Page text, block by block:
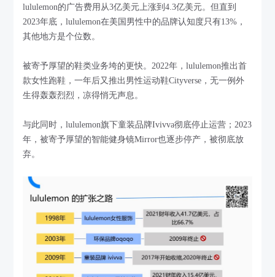
lululemon的广告费用从3亿美元上涨到4.3亿美元。但直到
2023年底，lululemon在美国男性中的品牌认知度只有13%，
其他地方是个位数。
被寄予厚望的鞋类业务垮的更快。2022年，lululemon推出首
款女性跑鞋，一年后又推出男性运动鞋Cityverse，无一例外
生得轰轰烈烈，凉得悄无声息。
与此同时，lululemon旗下童装品牌Ivivva彻底停止运营；2023
年，被寄予厚望的智能健身镜Mirror也逐步停产，被彻底放
弃。